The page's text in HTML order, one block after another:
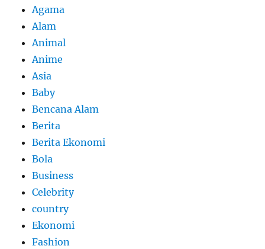
Agama
Alam
Animal
Anime
Asia
Baby
Bencana Alam
Berita
Berita Ekonomi
Bola
Business
Celebrity
country
Ekonomi
Fashion